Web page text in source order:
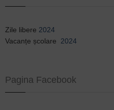
Zile libere 2024
Vacanțe școlare 2024
Pagina Facebook